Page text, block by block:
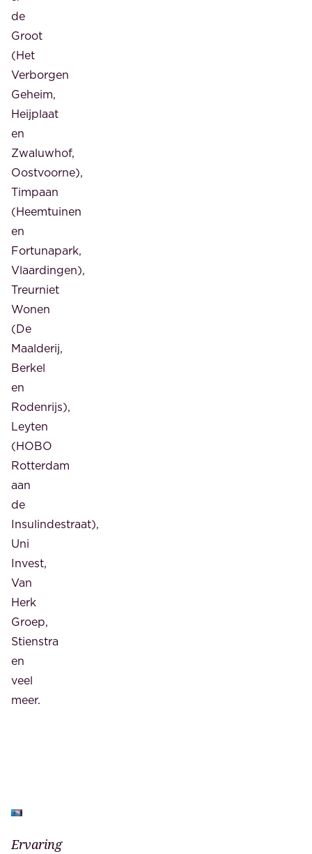
de
Groot
(Het
Verborgen
Geheim,
Heijplaat
en
Zwaluwhof,
Oostvoorne),
Timpaan
(Heemtuinen
en
Fortunapark,
Vlaardingen),
Treurniet
Wonen
(De
Maalderij,
Berkel
en
Rodenrijs),
Leyten
(HOBO
Rotterdam
aan
de
Insulindestraat),
Uni
Invest,
Van
Herk
Groep,
Stienstra
en
veel
meer.
Ervaring